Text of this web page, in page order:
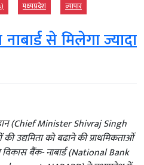
मध्‍यप्रदेश व्‍यापार
से मिलेगा ज्यादा
(Chief Minister Shivraj Singh
उद्यमिता को बढाने की प्राथमिकताओं
विकास बैंक- नाबार्ड (National Bank